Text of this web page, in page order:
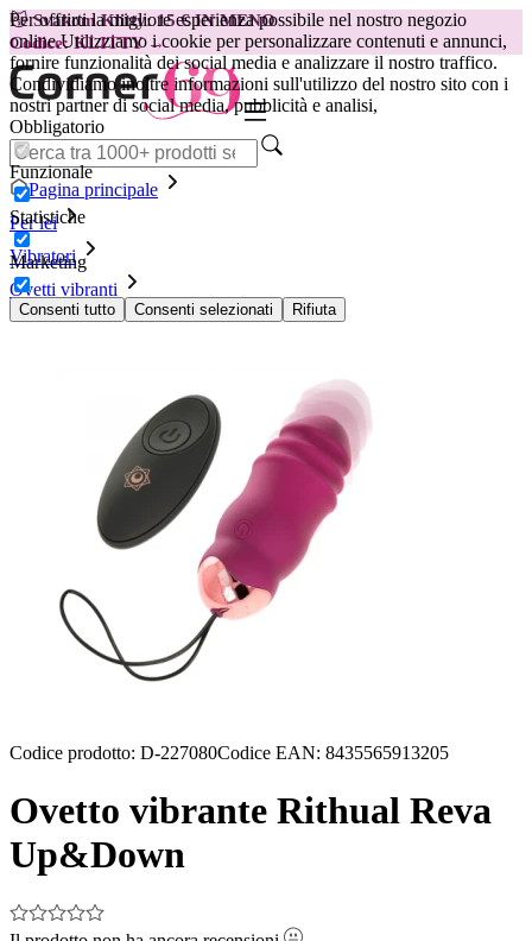
Per offrirti la migliore esperienza possibile nel nostro negozio
online.Utilizziamo i cookie per personalizzare contenuti e annunci,
fornire funzionalità dei social media e analizzare il nostro traffico.
Condividiamo inoltre informazioni sull'utilizzo del nostro sito con i
nostri partner di social media, pubblicità e analisi,
Obbligatorio
Funzionale
Statistiche
Marketing
Consenti tutto Consenti selezionati Rifiuta
😽Svakom Klitty: 15 € IN MENO
Codice: KLITTY →
Pagina principale
Per lei
Vibratori
Ovetti vibranti
Ovetto vibrante Rithual Reva Up&Down
Codice prodotto: D-227080Codice EAN: 8435565913205
Ovetto vibrante Rithual Reva
Up&Down